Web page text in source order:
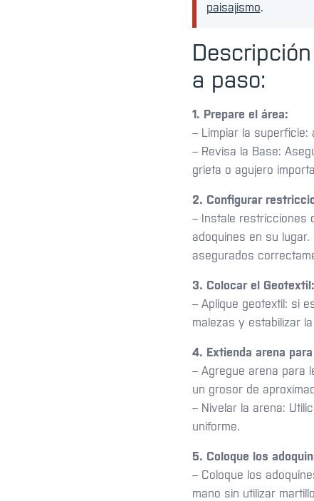
paisajismo.
a paso:
1. Prepare el área:
– Limpiar la
– Revisa la Base:
grieta o agujero
2. Configurar
– Instale restricciones
adoquines en su
asegurados
3. Colocar el Geotextil:
– Aplique geotextil: si
malezas y estabilizar
4. Extienda arena
– Agregue arena para
un grosor de
– Nivelar la arena:
uniforme.
5. Coloque los
– Coloque los
mano sin utilizar